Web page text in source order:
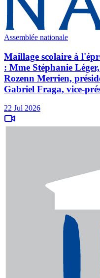
Assemblée nationale
Maillage scolaire à
: Mme Stéphanie
Rozenn Merrien,
Gabriel Fraga, vice-
22 Jul 2026